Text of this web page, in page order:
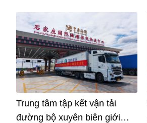
Trung tâm tập kết vận tải
đường bộ xuyên biên giới